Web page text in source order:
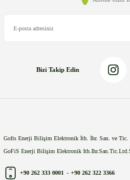
Bizi Takip Edin
Gofis Enerji Bilişim Elektronik İth. İhr. San. ve Tic.
GoFiS Enerji Bilişim Elektronik
+90 262 333 0001 - +90 262 322 3366